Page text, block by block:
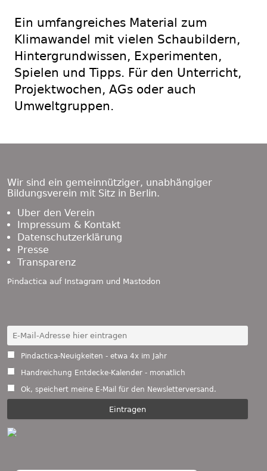
Ein umfangreiches Material zum
Klimawandel mit vielen Schaubildern,
Hintergrundwissen, Experimenten,
Spielen und Tipps. Für den Unterricht,
Projektwochen, AGs oder auch
Umweltgruppen.
Wir sind ein gemeinnütziger, unabhängiger
Bildungsverein mit Sitz in Berlin.
Über den Verein
Impressum & Kontakt
Datenschutzerklärung
Presse
Transparenz
Pindactica auf Instagram und Mastodon
Pindactica-Neuigkeiten - etwa 4x im Jahr
Handreichung Entdecke-Kalender - monatlich
Ok, speichert meine E-Mail für den Newsletterversand.